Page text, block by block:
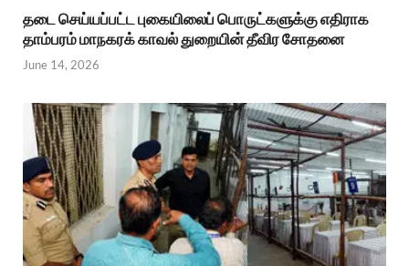
தடை செய்யப்பட்ட புகையிலைப் பொருட்களுக்கு எதிராக
தாம்பரம் மாநகரக் காவல் துறையின் தீவிர சோதனை
June 14, 2026